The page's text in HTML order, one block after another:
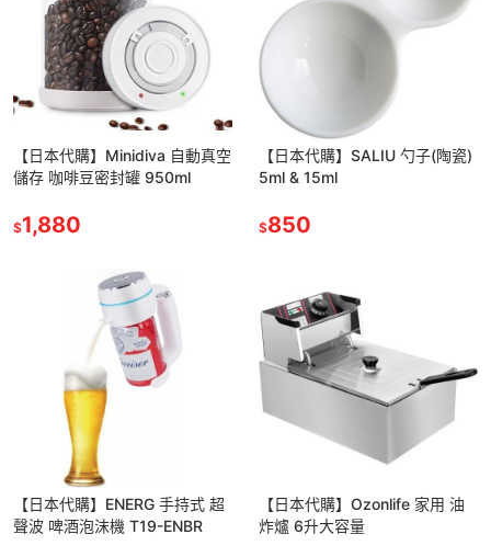
【日本代購】Minidiva 自動真空
儲存 咖啡豆密封罐 950ml
$1,880
【日本代購】SALIU 勺子(陶瓷)
5ml & 15ml
$850
【日本代購】ENERG 手持式 超
聲波 啤酒泡沫機 T19-ENBR
【日本代購】Ozonlife 家用 油
炸爐 6升大容量